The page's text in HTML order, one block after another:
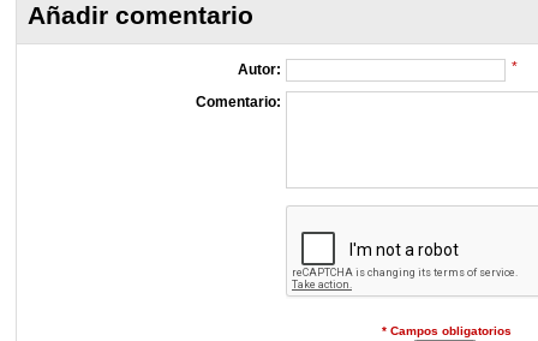
Añadir comentario
Autor: *
Comentario:
* Campos obligatorios